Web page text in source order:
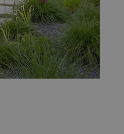
29
54
Soubor cookie je nastaven tak, aby
začátek cesty uživatele pro celkový
Neobsahuje žádné identifikovatelné
29
54
Soubor cookie je nastaven tak, aby
začátek cesty uživatele pro celkový
Neobsahuje žádné identifikovatelné
29
Tento soubor cookie se používá k